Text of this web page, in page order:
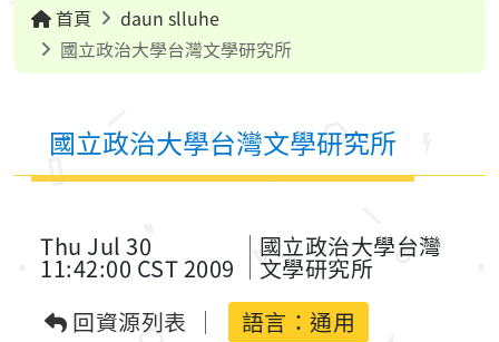
首頁
daun slluhe
國立政治大學台灣文學研究所
國立政治大學台灣文學研究所
Thu Jul 30
11:42:00 CST 2009
國立政治大學台灣
文學研究所
回資源列表
語言： 通用